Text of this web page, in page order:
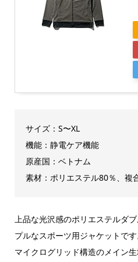
サイズ：S〜XL
機能：静電ケア機能
原産国：ベトナム
素材：ポリエステル80％、複
上品な光沢感のポリエステルダ
プルなスポーツ用ジャケットです
マイクログリッド構造のメイン